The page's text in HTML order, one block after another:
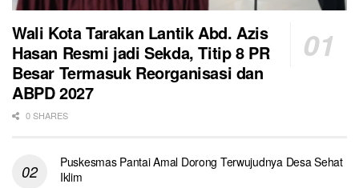
Wali Kota Tarakan Lantik Abd. Azis
Hasan Resmi jadi Sekda, Titip 8 PR
Besar Termasuk Reorganisasi dan
ABPD 2027
0 SHARES
Puskesmas Pantai Amal Dorong Terwujudnya Desa Sehat
Iklim